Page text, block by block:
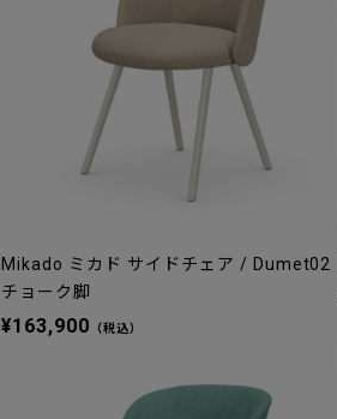
Mikado ミカド サイドチェア / Dumet02
チョーク脚
¥163,900 （税込）